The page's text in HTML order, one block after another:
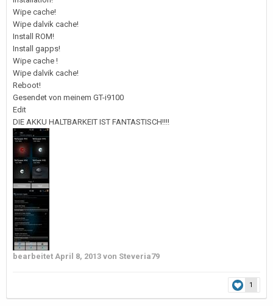
Wipe cache!
Wipe dalvik cache!
Install ROM!
Install gapps!
Wipe cache !
Wipe dalvik cache!
Reboot!
Gesendet von meinem GT-i9100
Edit
DIE AKKU HALTBARKEIT IST FANTASTISCH!!!!
bearbeitet April 8, 2013 von Steveria79
1